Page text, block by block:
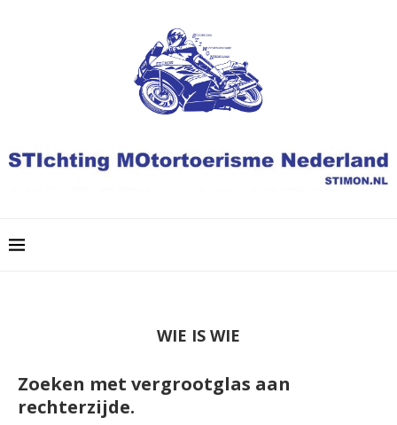
WIE IS WIE
Zoeken met vergrootglas aan
rechterzijde.